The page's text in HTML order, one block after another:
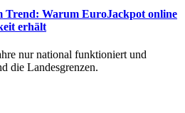
Trend: Warum EuroJackpot online
erhält
nur national funktioniert und
die Landesgrenzen.